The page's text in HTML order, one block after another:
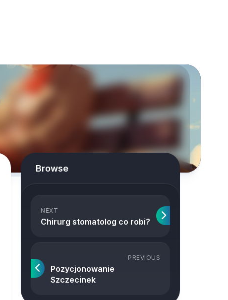
Browse
NEXT
Chirurg stomatolog co robi?
PREVIOUS
Pozycjonowanie
Szczecinek